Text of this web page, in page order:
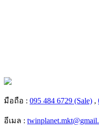
มือถือ : 095 484 6729 (Sale) ,
อีเมล :